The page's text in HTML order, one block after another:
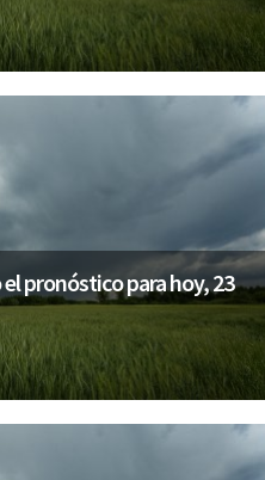
pronóstico para hoy, 23